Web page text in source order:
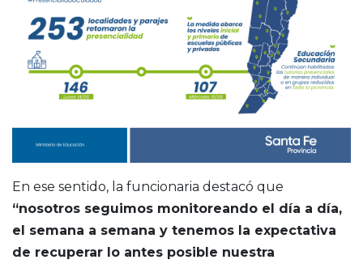
En ese sentido, la funcionaria destacó que
“nosotros seguimos monitoreando el día a día,
el semana a semana y tenemos la expectativa
de recuperar lo antes posible nuestra